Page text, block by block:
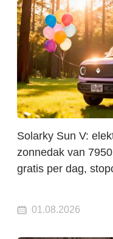
Solarky Sun V:
zonnedak van
gratis per dag,
01.08.2026